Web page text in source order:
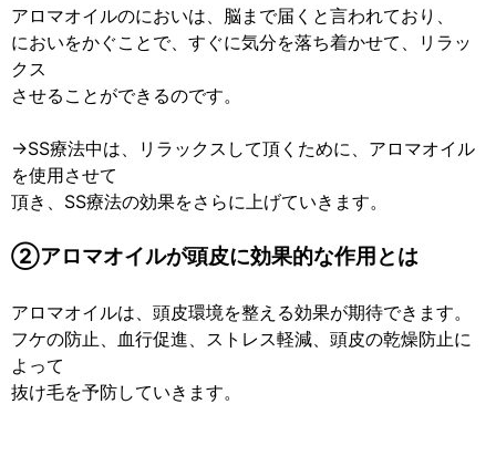
アロマオイルのにおいは、脳まで届くと言われており、
においをかぐことで、すぐに気分を落ち着かせて、リラッ
クス
させることができるのです。
→SS療法中は、リラックスして頂くために、アロマオイル
を使用させて
頂き、SS療法の効果をさらに上げていきます。
②アロマオイルが頭皮に効果的な作用とは
アロマオイルは、頭皮環境を整える効果が期待できます。
フケの防止、血行促進、ストレス軽減、頭皮の乾燥防止に
よって
抜け毛を予防していきます。